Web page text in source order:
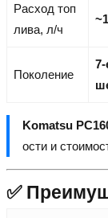
Расход топ
лива, л/ч
Поколение
Komatsu
ости и
✅